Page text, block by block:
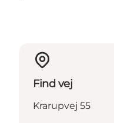
Find vej
Krarupvej 55